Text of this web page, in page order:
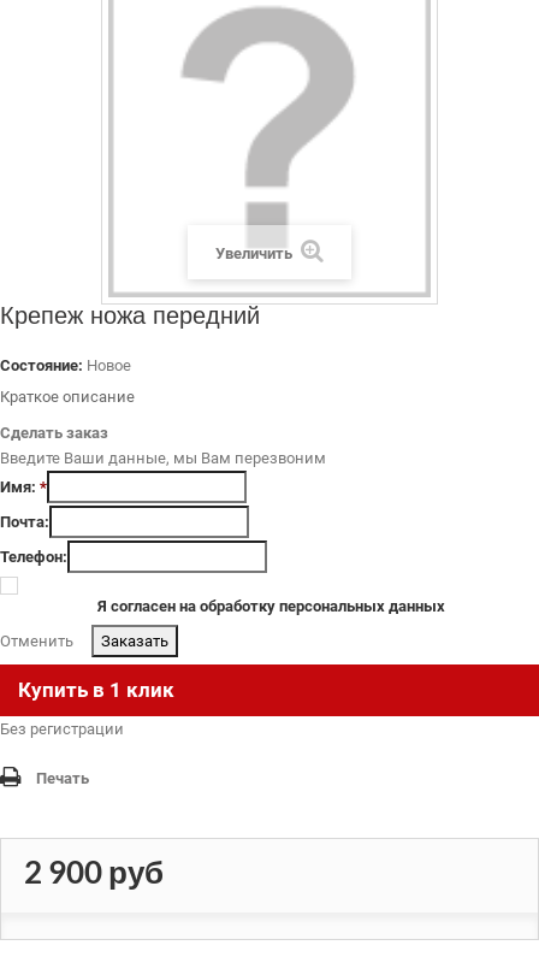
РАСХОДНЫЕ МАТЕРИАЛЫ
Увеличить
Крепеж ножа передний
Состояние: Новое
Краткое описание
Сделать заказ
Введите Ваши данные, мы Вам перезвоним
Имя: *
Почта:
Телефон:
Я согласен на обработку персональных данных
Отменить
.
Купить в 1 клик
Без регистрации
Печать
2 900 руб